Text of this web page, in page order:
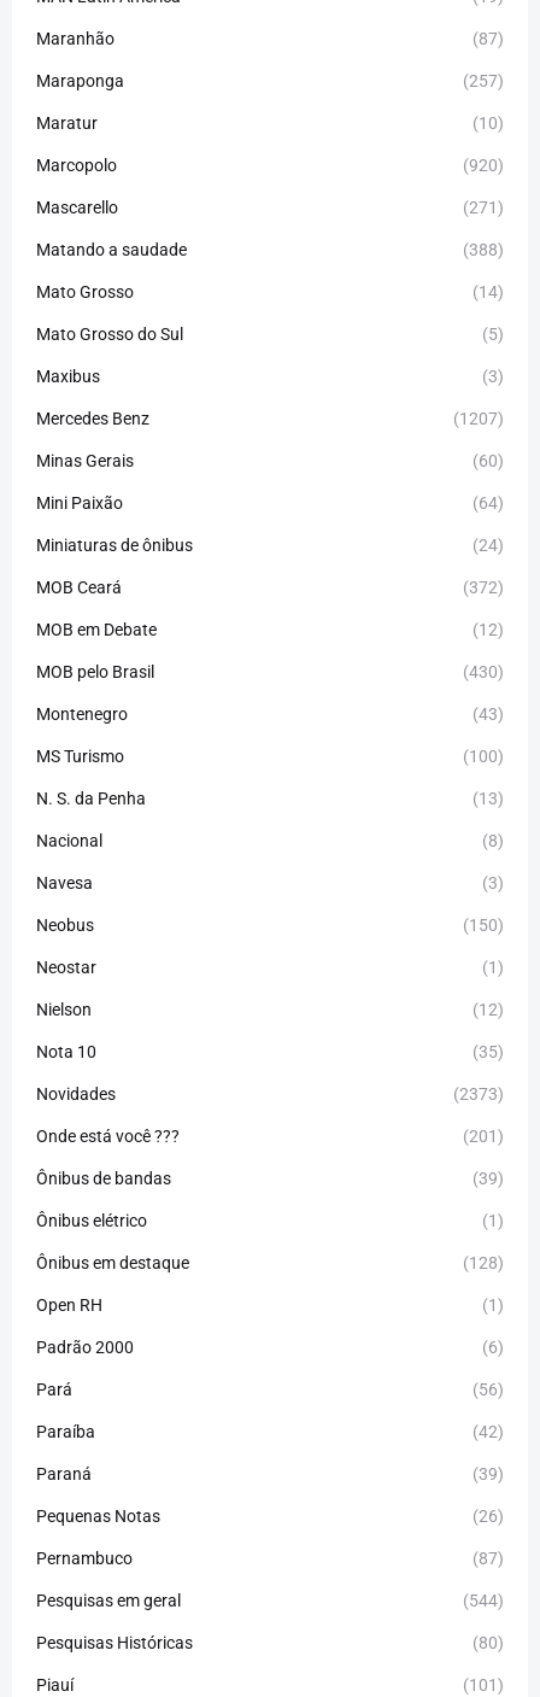
Maranhão (87)
Maraponga (257)
Maratur (10)
Marcopolo (920)
Mascarello (271)
Matando a saudade (388)
Mato Grosso (14)
Mato Grosso do Sul (5)
Maxibus (3)
Mercedes Benz (1207)
Minas Gerais (60)
Mini Paixão (64)
Miniaturas de ônibus (24)
MOB Ceará (372)
MOB em Debate (12)
MOB pelo Brasil (430)
Montenegro (43)
MS Turismo (100)
N. S. da Penha (13)
Nacional (8)
Navesa (3)
Neobus (150)
Neostar (1)
Nielson (12)
Nota 10 (35)
Novidades (2373)
Onde está você ??? (201)
Ônibus de bandas (39)
Ônibus elétrico (1)
Ônibus em destaque (128)
Open RH (1)
Padrão 2000 (6)
Pará (56)
Paraíba (42)
Paraná (39)
Pequenas Notas (26)
Pernambuco (87)
Pesquisas em geral (544)
Pesquisas Históricas (80)
Piauí (101)